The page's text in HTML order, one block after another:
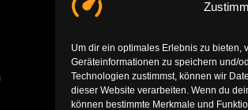
Um dir ein optimales Erlebnis zu bieten,
Geräteinformationen zu speichern und/
Technologien zustimmst, können wir
dieser Website verarbeiten. Wenn du
können bestimmte Merkmale und